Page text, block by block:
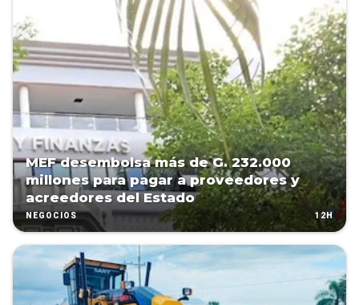
MEF desembolsa más de G. 232.000
millones para pagar a proveedores y
acreedores del Estado
NEGOCIOS 12H